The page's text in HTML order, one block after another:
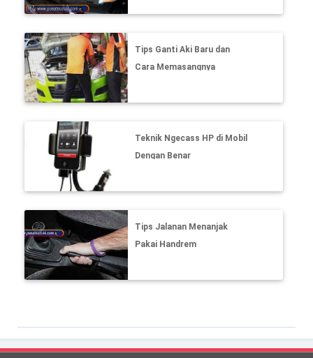
Tips Ganti Aki Baru dan
Cara Memasangnya
Teknik Ngecass HP di Mobil
Dengan Benar
Tips Jalanan Menanjak
Pakai Handrem